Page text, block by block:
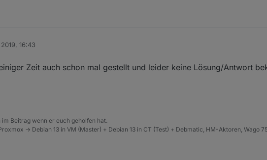
16:43
Zeit auch schon mal gestellt und leider keine Lösung/Antwort
Beitrag wenn er euch geholfen hat.
-> Debian 13 in VM (Master) + Debian 13 in CT (Test) + Debmatic, HM-Aktoren, Wago